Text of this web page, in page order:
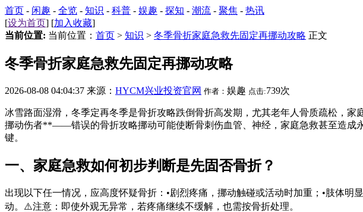
首页 - 闲趣 - 全览 - 知识 - 科普 - 娱趣 - 探知 - 潮流 - 聚焦 - 热讯
[设为首页] [加入收藏]
当前位置: 当前位置： 首页 > 知识 > 冬季骨折家庭急救先固定再挪动攻略 正文
冬季骨折家庭急救先固定再挪动攻略
2026-08-08 04:04:37 来源： HYCM兴业投资官网 作者： 娱趣 点击:739次
冰雪路面湿滑，冬季定再冬季是骨折攻略跌倒骨折高发期，尤其老年人骨质疏松，家
挪动伤者**——错误的骨折攻略挪动可能使断骨刺伤血管、神经，家庭急救甚至造成
键。
一、家庭急救如何初步判断是先固否骨折？
出现以下任一情况，应高度怀疑骨折：•剧烈疼痛，挪动触碰或活动时加重；•肢体
动。⚠️注意：即使外观无异常，若疼痛继续不缓解，也需按骨折处理。